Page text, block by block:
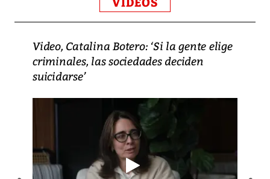
VIDEOS
Video, Catalina Botero: ‘Si la gente elige
criminales, las sociedades deciden
suicidarse’